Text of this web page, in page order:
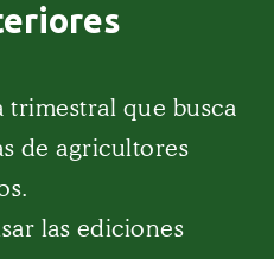
trimestral que busca
de agricultores
las ediciones